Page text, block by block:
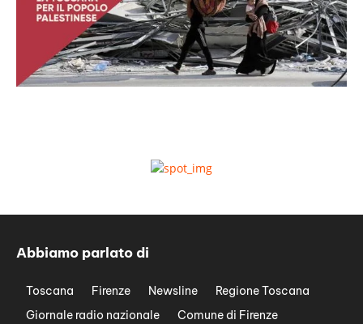
Abbiamo parlato di
Toscana Firenze Newsline
Regione Toscana
Giornale radio nazionale
Comune di Firenze